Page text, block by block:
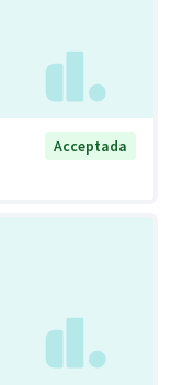
Acceptada